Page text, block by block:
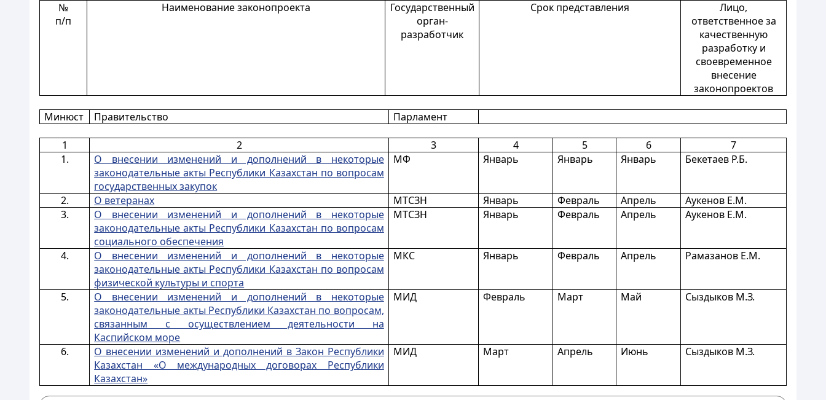
№
п/п
Наименование законопроекта
Государственный
орган-
разработчик
Срок представления
Лицо,
ответственное за
качественную
разработку и
своевременное
внесение
законопроектов
Минюст Правительство Парламент
1 2 3 4 5 6
7
1.
О внесении изменений и дополнений в некоторые
законодательные акты Республики Казахстан по вопросам
государственных закупок
МФ Январь Январь Январь Бекетаев Р.Б.
2. О ветеранах МТСЗН Январь Февраль Апрель
Аукенов Е.М.
3.
О внесении изменений и дополнений в некоторые
законодательные акты Республики Казахстан по вопросам
социального обеспечения
МТСЗН Январь Февраль Апрель Аукенов Е.М.
4.
О внесении изменений и дополнений в некоторые
законодательные акты Республики Казахстан по вопросам
физической культуры и спорта
МКС Январь Февраль Апрель Рамазанов Е.М.
5.
О внесении изменений и дополнений в некоторые
законодательные акты Республики Казахстан по вопросам,
связанным с осуществлением деятельности на
Каспийском море
МИД Февраль Март Май Сыздыков М.З.
6.
О внесении изменений и дополнений в Закон Республики
Казахстан «О международных договорах Республики
Казахстан»
МИД Март Апрель Июнь Сыздыков М.З.